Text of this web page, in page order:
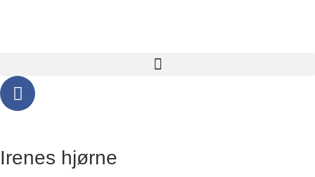
Irenes hjørne